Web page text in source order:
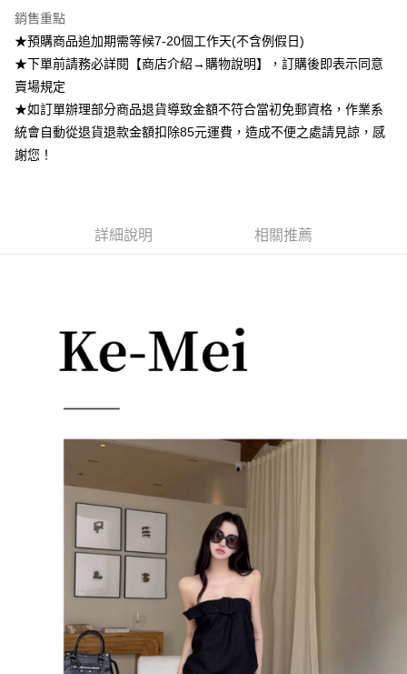
付款後全家取貨
每筆NT$85，滿NT$1,200(含以上)免運費
每筆NT$85，滿NT$1,200(含以上)免運費
付款後7-11取貨
每筆NT$85，滿NT$1,200(含以上)免運費
銷售重點
★預購商品追加期需等候7-20個工作天(不含例假日)
★下單前請務必詳閱【商店介紹→購物說明】，訂購後即表示同意
賣場規定
★如訂單辦理部分商品退貨導致金額不符合當初免郵資格，作業系
統會自動從退貨退款金額扣除85元運費，造成不便之處請見諒，感
謝您！
詳細說明 相關推薦